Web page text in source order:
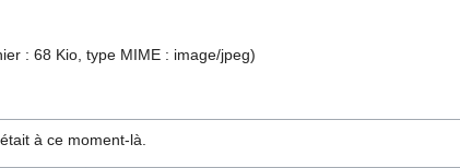
: 68 Kio, type MIME : image/jpeg)
à ce moment-là.